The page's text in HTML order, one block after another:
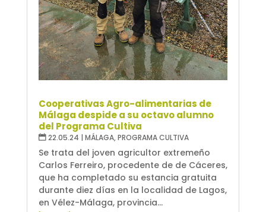
Cooperativas Agro-alimentarias de
Málaga despide a su octavo alumno
del Programa Cultiva
22.05.24 | MÁLAGA,PROGRAMA CULTIVA
Se trata del joven agricultor extremeño
Carlos Ferreiro, procedente de de Cáceres,
que ha completado su estancia gratuita
durante diez días en la localidad de Lagos,
en Vélez-Málaga, provincia...